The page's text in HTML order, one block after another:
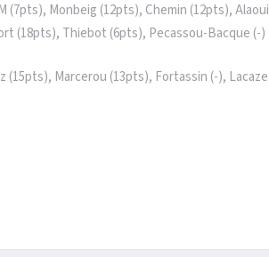
(7pts), Monbeig (12pts), Chemin (12pts), Alaoui
(18pts), Thiebot (6pts), Pecassou-Bacque (-)
(15pts), Marcerou (13pts), Fortassin (-), Lacaze